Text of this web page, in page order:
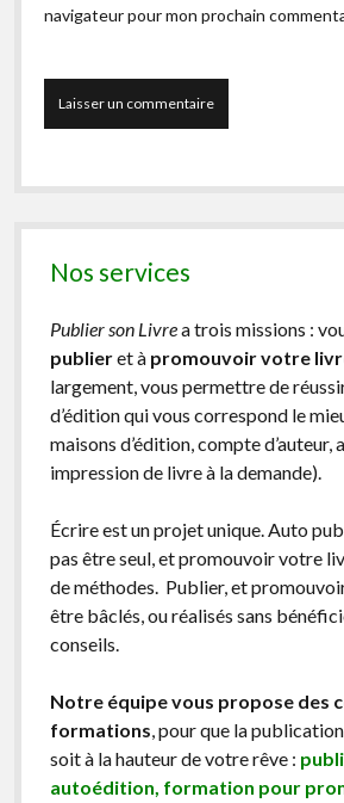
navigateur pour mon prochain
Nos services
Publier son Livrea trois missions :
publieret à promouvoir votre
largement, vous permettre de
d’édition qui vous correspond le
maisons d’édition, compte
impression de livre à la demande).
Écrire est un projet unique. Auto
pas être seul, et promouvoir votre
de méthodes. Publier, et
être bâclés, ou réalisés sans
conseils.
Notre équipe vous propose des
formations, pour que la
soit à la hauteur de votre rêve :
autoédition, formation pour